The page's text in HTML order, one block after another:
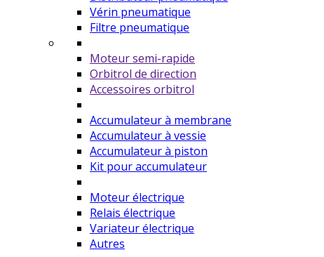
Vérin pneumatique
Filtre pneumatique
Moteur semi-rapide
Orbitrol de direction
Accessoires orbitrol
Accumulateur à membrane
Accumulateur à vessie
Accumulateur à piston
Kit pour accumulateur
Moteur électrique
Relais électrique
Variateur électrique
Autres